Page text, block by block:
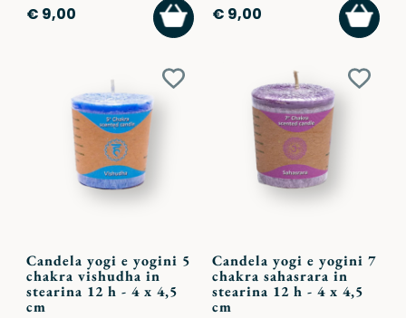
€ 9,00
AGGIUNGI
AL
CARRELLO
€ 9,00
AL
Aggiungi
Candela yogi e yogini 5
chakra vishudha in
stearina 12 h - 4 x 4,5
cm
Candela yogi e yogini 7
chakra sahasrara in
stearina 12 h - 4 x 4,5
cm